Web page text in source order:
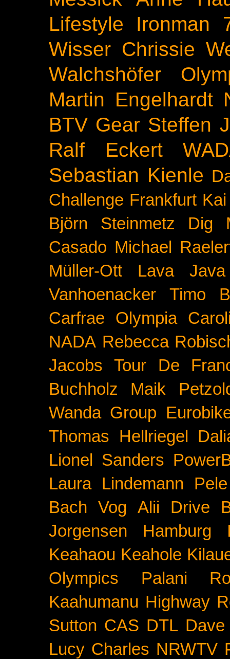
Lifestyle
Ironman
Wisser Chrissie
Walchshöfer
Martin Engelhardt
BTV Gear Steffen
Ralf Eckert
Sebastian Kienle
Challenge Frankfurt
Björn Steinmetz
Dig
Casado Michael
Müller-Ott
Lava Java
Vanhoenacker
Timo
Carfrae
Olympia
NADA Rebecca
Jacobs
Tour De
Buchholz
Maik
Wanda Group
Thomas Hellriegel
Lionel Sanders
Laura Lindemann
Pele
Bach Vog Alii Drive
Jorgensen
Hamburg
Keahaou Keahole
Olympics
Palani
Kaahumanu Highway
Sutton CAS DTL
Lucy Charles NRWTV